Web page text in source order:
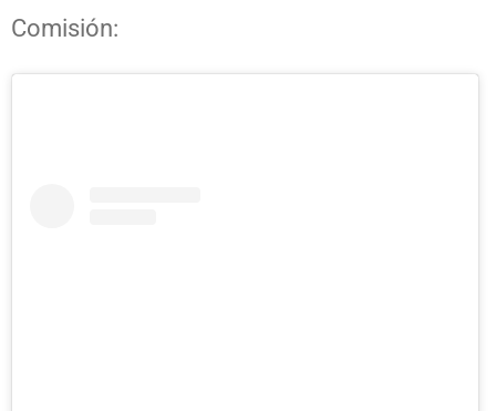
Comisión: